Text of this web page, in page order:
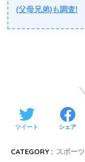
(父母兄弟)も調査!
ツイート シェア
CATEGORY : スポーツ